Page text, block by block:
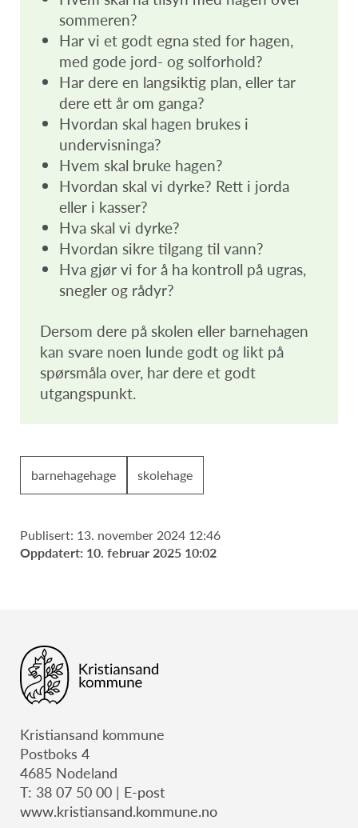
sommeren?
Har vi et godt egna sted for hagen,
med gode jord- og solforhold?
Har dere en langsiktig plan, eller tar
dere ett år om ganga?
Hvordan skal hagen brukes i
undervisninga?
Hvem skal bruke hagen?
Hvordan skal vi dyrke? Rett i jorda
eller i kasser?
Hva skal vi dyrke?
Hvordan sikre tilgang til vann?
Hva gjør vi for å ha kontroll på ugras,
snegler og rådyr?
Dersom dere på skolen eller barnehagen
kan svare noen lunde godt og likt på
spørsmåla over, har dere et godt
utgangspunkt.
barnehagehage skolehage
Publisert: 13. november 2024 12:46
Oppdatert: 10. februar 2025 10:02
Kristiansand kommune
Postboks 4
4685 Nodeland
T: 38 07 50 00 | E-post
www.kristiansand.kommune.no